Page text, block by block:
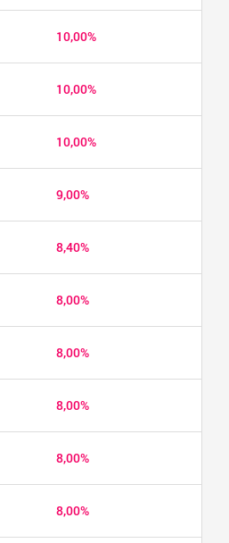
10,00%
10,00%
10,00%
9,00%
8,40%
8,00%
8,00%
8,00%
8,00%
8,00%